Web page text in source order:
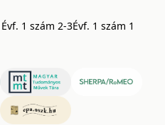
Évf. 1 szám 2-3Évf. 1 szám 1